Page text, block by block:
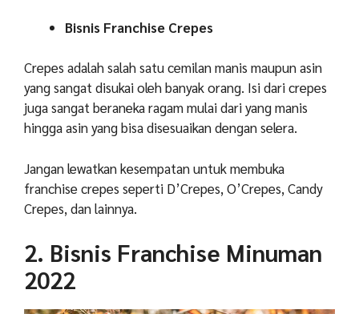
Bisnis Franchise Crepes
Crepes adalah salah satu cemilan manis maupun asin
yang sangat disukai oleh banyak orang. Isi dari crepes
juga sangat beraneka ragam mulai dari yang manis
hingga asin yang bisa disesuaikan dengan selera.
Jangan lewatkan kesempatan untuk membuka
franchise crepes seperti D’Crepes, O’Crepes, Candy
Crepes, dan lainnya.
2. Bisnis Franchise Minuman
2022